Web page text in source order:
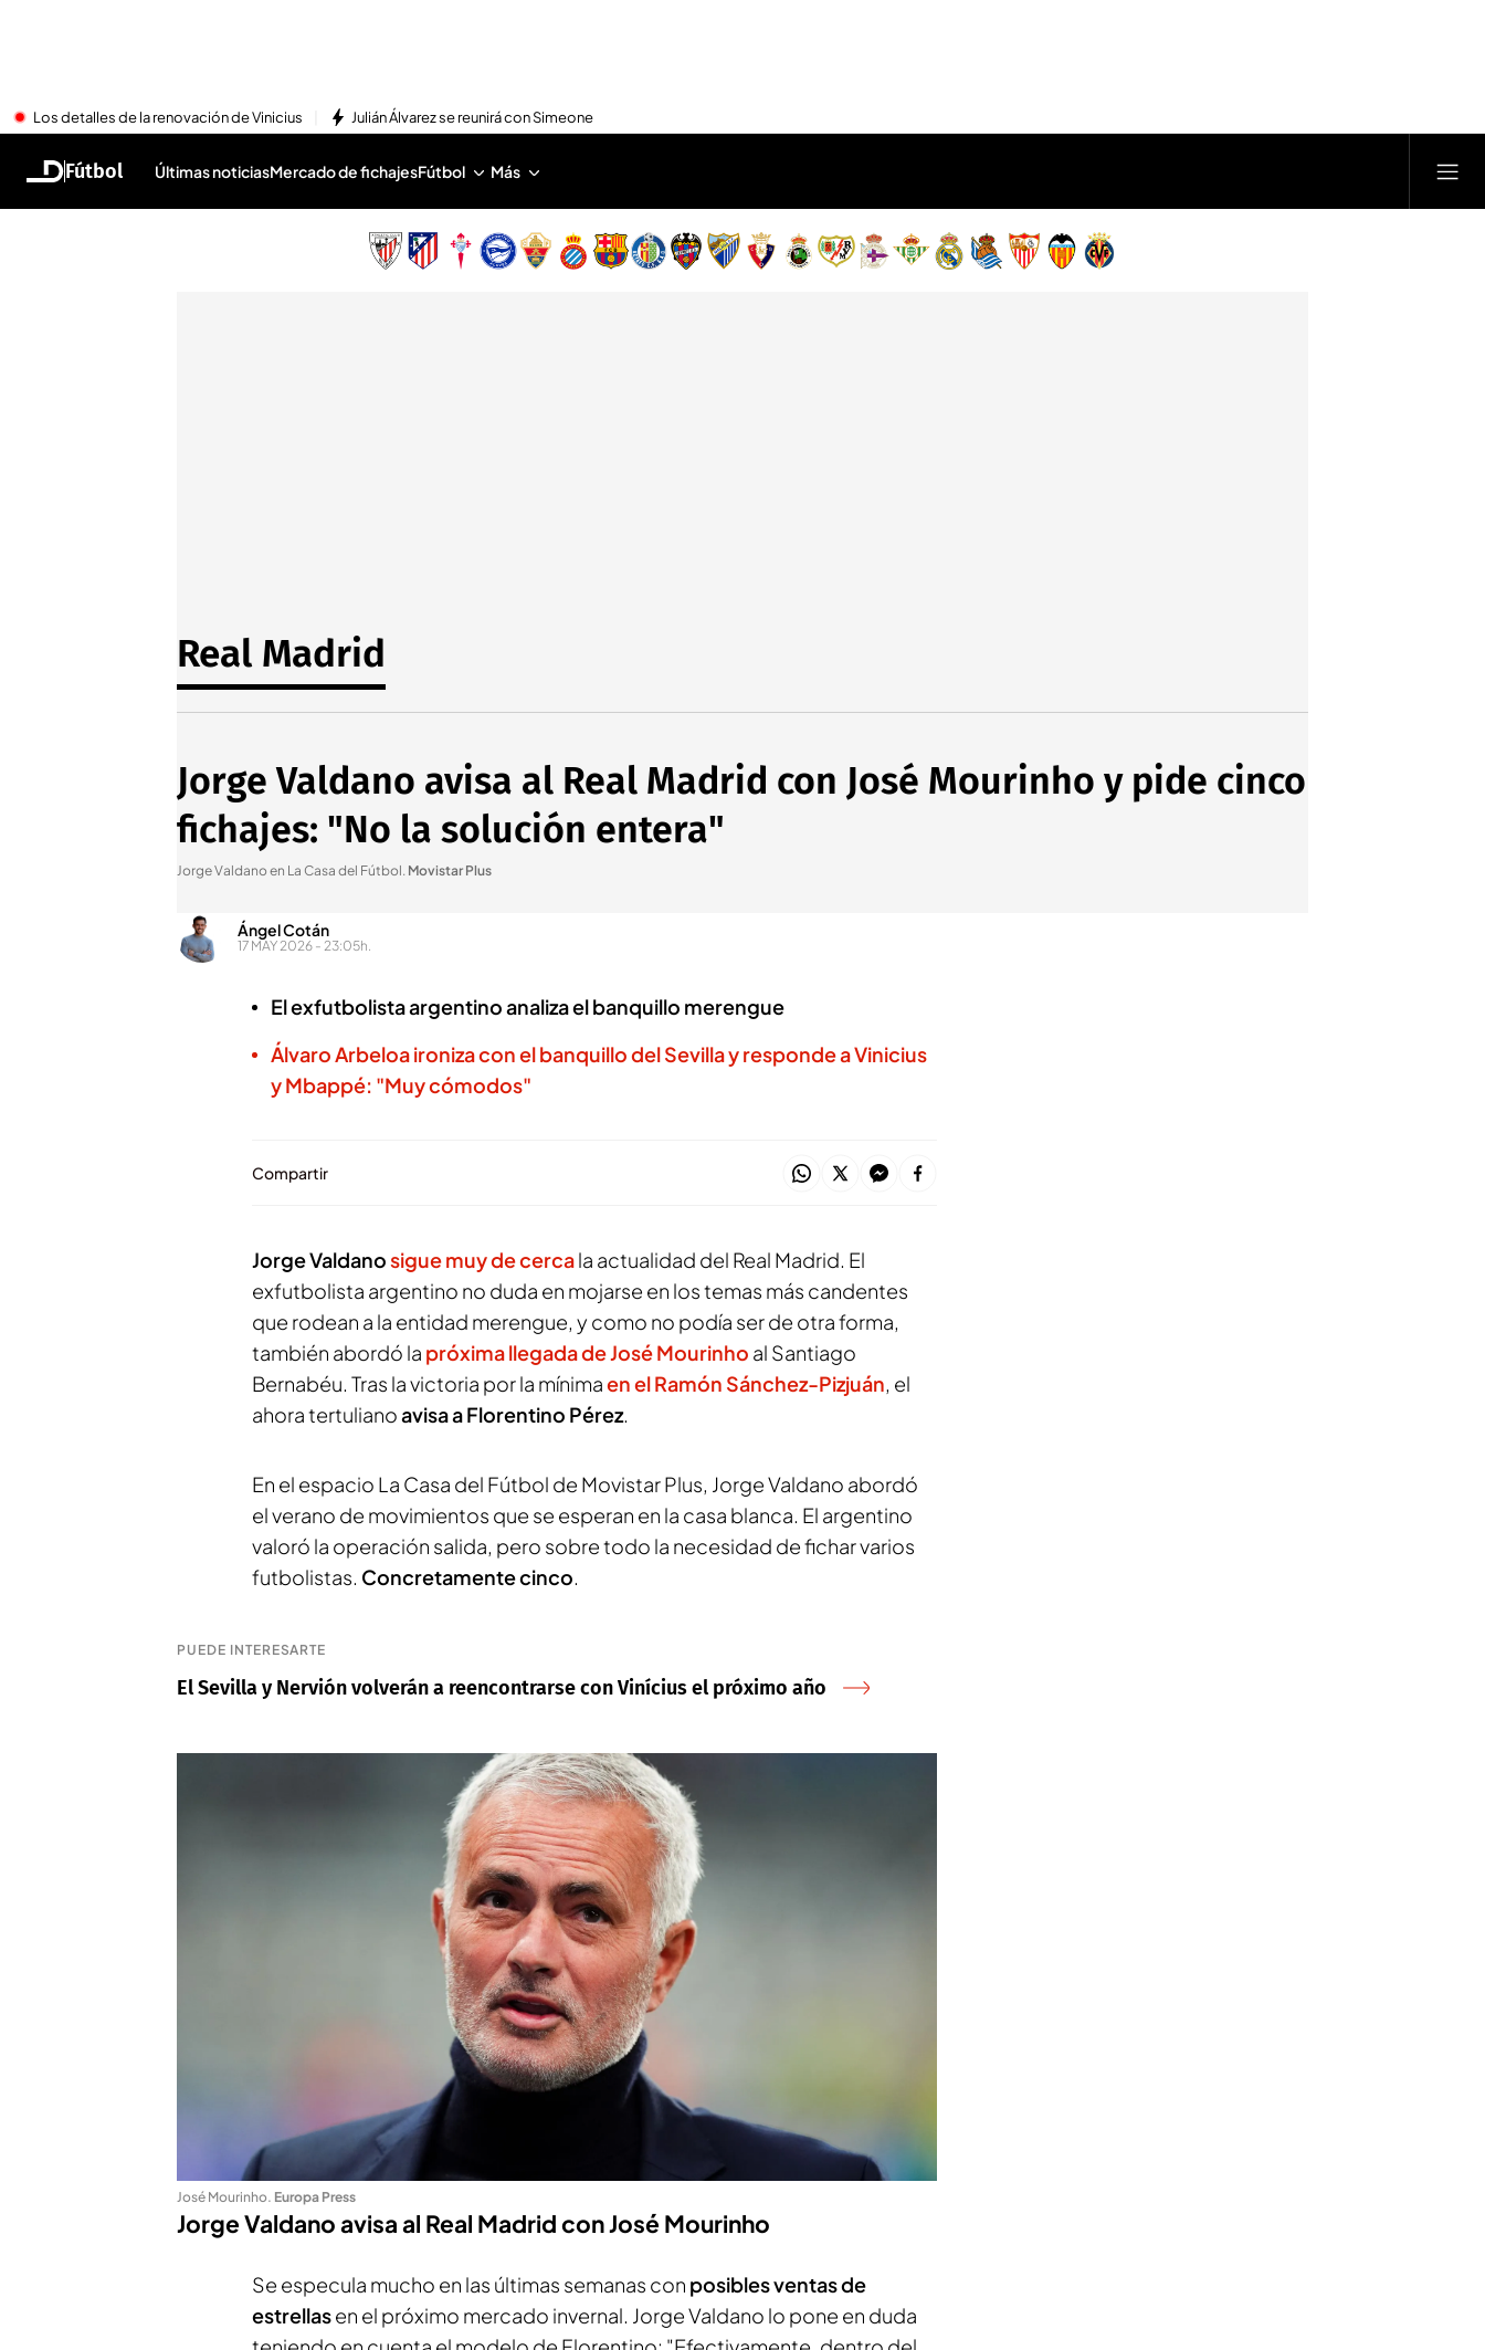
Los detalles de la renovación de Vinicius Julián Álvarez se reunirá con Simeone
Fútbol Últimas noticiasMercado de fichajesFútbol Más
Real Madrid
Jorge Valdano avisa al Real Madrid con José Mourinho y pide cinco
fichajes: "No la solución entera"
Jorge Valdano en La Casa del Fútbol. Movistar Plus
Ángel Cotán
17 MAY 2026 - 23:05h.
El exfutbolista argentino analiza el banquillo merengue
Álvaro Arbeloa ironiza con el banquillo del Sevilla y responde a Vinicius
y Mbappé: "Muy cómodos"
Compartir
Jorge Valdanosigue muy de cercala actualidad del Real Madrid. El
exfutbolista argentino no duda en mojarse en los temas más candentes
que rodean a la entidad merengue, y como no podía ser de otra forma,
también abordó la próxima llegada de José Mourinho al Santiago
Bernabéu. Tras la victoria por la mínimaen el Ramón Sánchez-Pizjuán, el
ahora tertulianoavisa a Florentino Pérez.
En el espacio La Casa del Fútbol de Movistar Plus, Jorge Valdano abordó
el verano de movimientos que se esperan en la casa blanca. El argentino
valoró la operación salida, pero sobre todo la necesidad de fichar varios
futbolistas. Concretamente cinco.
PUEDE INTERESARTE
El Sevilla y Nervión volverán a reencontrarse con Vinícius el próximo año
José Mourinho. Europa Press
Jorge Valdano avisa al Real Madrid con José Mourinho
Se especula mucho en las últimas semanas con posibles ventas de
estrellasen el próximo mercado invernal. Jorge Valdano lo pone en duda